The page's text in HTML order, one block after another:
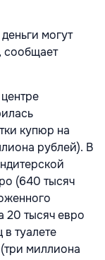
могут
сообщает
купюр на
рублей). В
(640 тысяч
20 тысяч евро
туалете
миллиона